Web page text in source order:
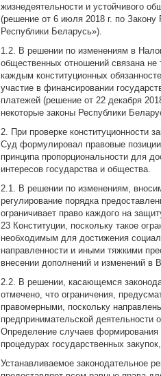
жизнедеятельности и устойчивого
(решение от 6 июля 2018 г. по
Республики Беларусь»).
1.2. В решении по изменениям в
общественных отношений связана
каждым конституционных
участие в финансировании
платежей (решение от 22 декабря
некоторые законы Республики
2. При проверке конституционности
Суд формулировал правовые
принципа пропорциональности для
интересов государства и общества.
2.1. В решении по изменениям,
регулирование порядка
ограничивает право каждого на
23 Конституции, поскольку такое
необходимым для достижения
направленности и иными тяжкими
внесении дополнений и изменений в
2.2. В решении, касающемся
отмечено, что ограничения,
правомерными, поскольку
предпринимательской деятельности
Определение случаев формирования
процедурах государственных
Устанавливаемое законодательное